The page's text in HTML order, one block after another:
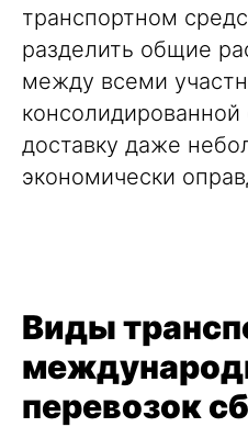
транспортном
разделить общие
между всеми
консолидированной
доставку даже
экономически
Виды
перевозок